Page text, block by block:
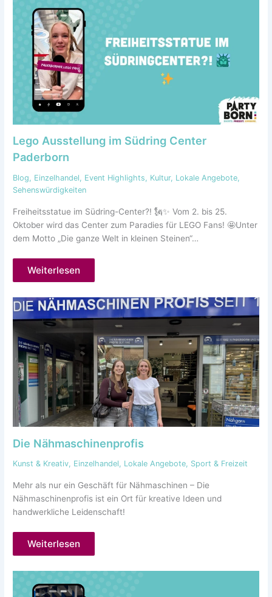
Lego Ausstellung im Südring Center
Paderborn
Blog, Einzelhandel, Event Highlights, Kultur, Lokale Angebote,
Sehenswürdigkeiten
Freiheitsstatue im Südring-Center?! 🗽✨ Vom 2. bis 25.
Oktober wird das Center zum Paradies für LEGO Fans! 🤩Unter
dem Motto „Die ganze Welt in kleinen Steinen“…
Weiterlesen
Die Nähmaschinenprofis
Kunst & Kreativ, Einzelhandel, Lokale Angebote, Sport & Freizeit
Mehr als nur ein Geschäft für Nähmaschinen – Die
Nähmaschinenprofis ist ein Ort für kreative Ideen und
handwerkliche Leidenschaft!
Weiterlesen